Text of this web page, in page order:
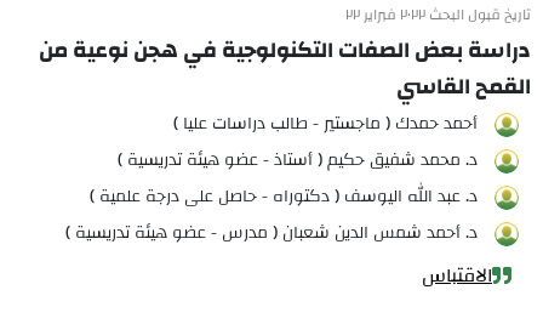
تاريخ قبول البحث ٢٠٢٢ فبراير ٢٢
دراسة بعض الصفات التكنولوجية في هجن نوعية من
القمح القاسي
أحمد حمدك ( ماجستير - طالب دراسات عليا )
د. محمد شفيق حكيم ( أستاذ - عضو هيئة تدريسية )
د. عبد الله اليوسف ( دكتوراه - حاصل على درجة علمية )
د. أحمد شمس الدين شعبان ( مدرس - عضو هيئة تدريسية )
الاقتباس